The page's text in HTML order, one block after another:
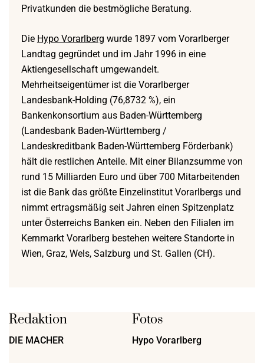
Privatkunden die bestmögliche Beratung.
Die Hypo Vorarlberg wurde 1897 vom Vorarlberger
Landtag gegründet und im Jahr 1996 in eine
Aktiengesellschaft umgewandelt.
Mehrheitseigentümer ist die Vorarlberger
Landesbank-Holding (76,8732 %), ein
Bankenkonsortium aus Baden-Württemberg
(Landesbank Baden-Württemberg /
Landeskreditbank Baden-Württemberg Förderbank)
hält die restlichen Anteile. Mit einer Bilanzsumme von
rund 15 Milliarden Euro und über 700 Mitarbeitenden
ist die Bank das größte Einzelinstitut Vorarlbergs und
nimmt ertragsmäßig seit Jahren einen Spitzenplatz
unter Österreichs Banken ein. Neben den Filialen im
Kernmarkt Vorarlberg bestehen weitere Standorte in
Wien, Graz, Wels, Salzburg und St. Gallen (CH).
Redaktion
DIE MACHER
Fotos
Hypo Vorarlberg